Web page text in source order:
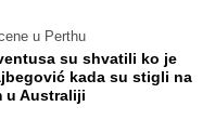
u Perthu
su shvatili ko je
kada su stigli na
u Australiji